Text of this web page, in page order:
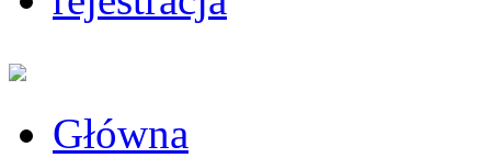
Główna